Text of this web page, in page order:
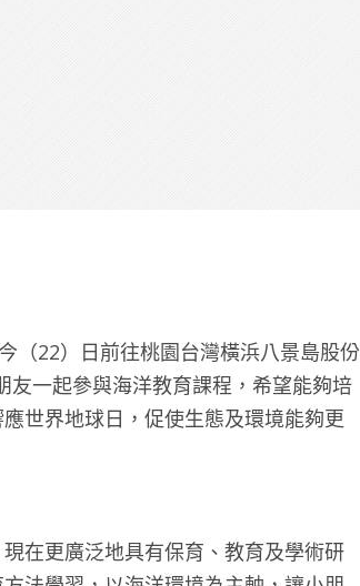
（22）日前往桃園台灣橫浜八景島股份
一起參與海洋教育課程，希望能夠培
世界地球日，促使生態及環境能夠更
在更廣泛地具有保育、教育及學術研